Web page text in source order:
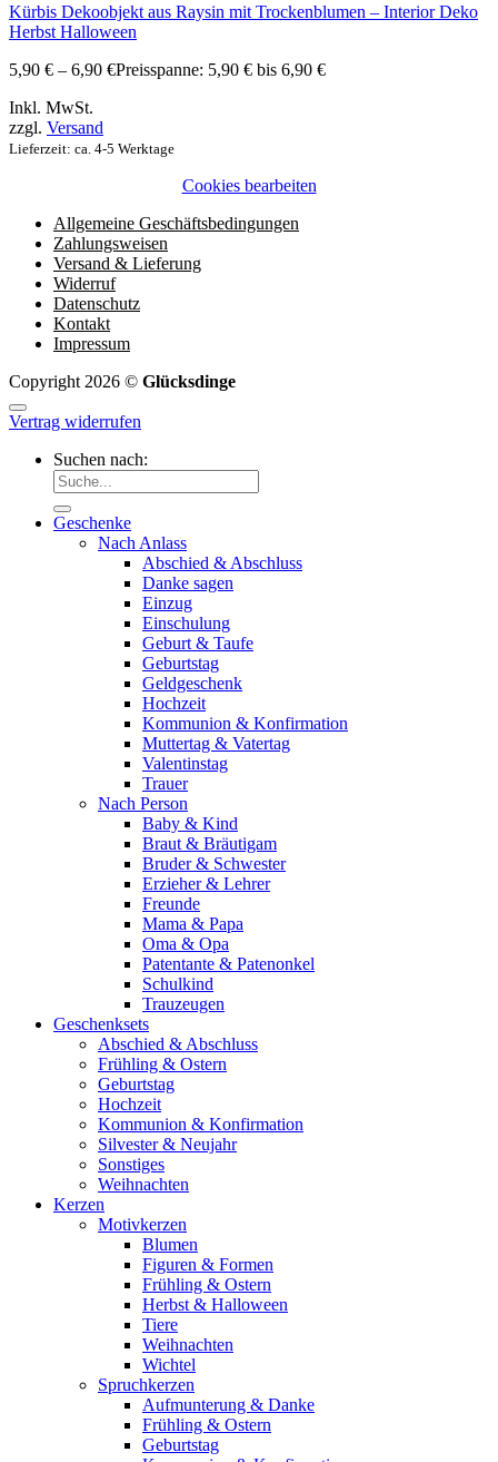
Kürbis Dekoobjekt aus Raysin mit Trockenblumen – Interior Deko
Herbst Halloween
5,90 € – 6,90 €Preisspanne: 5,90 € bis 6,90 €
Inkl. MwSt.
zzgl. Versand
Lieferzeit: ca. 4-5 Werktage
Cookies bearbeiten
Allgemeine Geschäftsbedingungen
Zahlungsweisen
Versand & Lieferung
Widerruf
Datenschutz
Kontakt
Impressum
Copyright 2026 © Glücksdinge
Vertrag widerrufen
Suchen nach:
Geschenke
Nach Anlass
Abschied & Abschluss
Danke sagen
Einzug
Einschulung
Geburt & Taufe
Geburtstag
Geldgeschenk
Hochzeit
Kommunion & Konfirmation
Muttertag & Vatertag
Valentinstag
Trauer
Nach Person
Baby & Kind
Braut & Bräutigam
Bruder & Schwester
Erzieher & Lehrer
Freunde
Mama & Papa
Oma & Opa
Patentante & Patenonkel
Schulkind
Trauzeugen
Geschenksets
Abschied & Abschluss
Frühling & Ostern
Geburtstag
Hochzeit
Kommunion & Konfirmation
Silvester & Neujahr
Sonstiges
Weihnachten
Kerzen
Motivkerzen
Blumen
Figuren & Formen
Frühling & Ostern
Herbst & Halloween
Tiere
Weihnachten
Wichtel
Spruchkerzen
Aufmunterung & Danke
Frühling & Ostern
Geburtstag